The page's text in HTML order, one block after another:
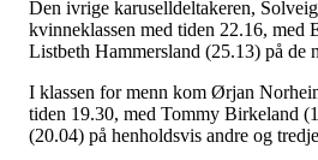
Den ivrige karuselldeltakeren,
kvinneklassen med tiden 22.16, med
Listbeth Hammersland (25.13) på de
I klassen for menn kom Ørjan
tiden 19.30, med Tommy Birkeland
(20.04) på henholdsvis andre og